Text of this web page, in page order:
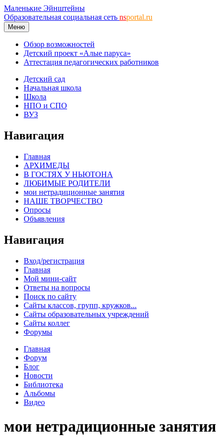
Маленькие Эйнштейны
Образовательная социальная сеть nsportal.ru
Меню
Обзор возможностей
Детский проект «Алые паруса»
Аттестация педагогических работников
Детский сад
Начальная школа
Школа
НПО и СПО
ВУЗ
Навигация
Главная
АРХИМЕДЫ
В ГОСТЯХ У НЬЮТОНА
ЛЮБИМЫЕ РОДИТЕЛИ
мои нетрадиционные занятия
НАШЕ ТВОРЧЕСТВО
Опросы
Объявления
Навигация
Вход/регистрация
Главная
Мой мини-сайт
Ответы на вопросы
Поиск по сайту
Сайты классов, групп, кружков...
Сайты образовательных учреждений
Сайты коллег
Форумы
Главная
Форум
Блог
Новости
Библиотека
Альбомы
Видео
мои нетрадиционные занятия